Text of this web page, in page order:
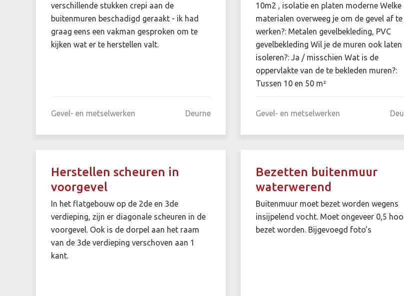
verschillende stukken crepi aan de
buitenmuren beschadigd geraakt - ik had
graag eens een vakman gesproken om te
kijken wat er te herstellen valt.
Gevel- en metselwerken Deurne
10m2 , isolatie en platen moderne Welke
materialen overweeg je om de gevel af te
werken?: Metalen gevelbekleding, PVC
gevelbekleding Wil je de muren ook laten
isoleren?: Ja / misschien Wat is de
oppervlakte van de te bekleden muren?:
Tussen 10 en 50 m²
Gevel- en metselwerken
Herstellen scheuren in
voorgevel
In het flatgebouw op de 2de en 3de
verdieping, zijn er diagonale scheuren in de
voorgevel. Ook is de dorpel aan het raam
van de 3de verdieping verschoven aan 1
kant.
Bezetten buitenmuur
waterwerend
Buitenmuur moet bezet worden wegens
insijpelend vocht. Moet ongeveer 0,5
bezet worden. Bijgevoegd foto's